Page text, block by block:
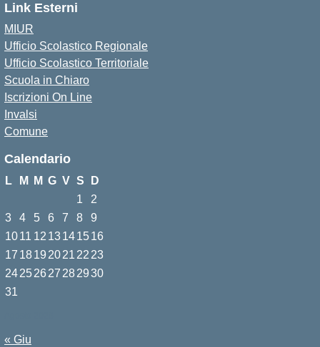
Link Esterni
MIUR
Ufficio Scolastico Regionale
Ufficio Scolastico Territoriale
Scuola in Chiaro
Iscrizioni On Line
Invalsi
Comune
Calendario
L M M G V S
D
1
2
3
4 5 6 7 8
9
1011 12 13141516
17 1819 2021 22 23
24252627 282930
31
« Giu